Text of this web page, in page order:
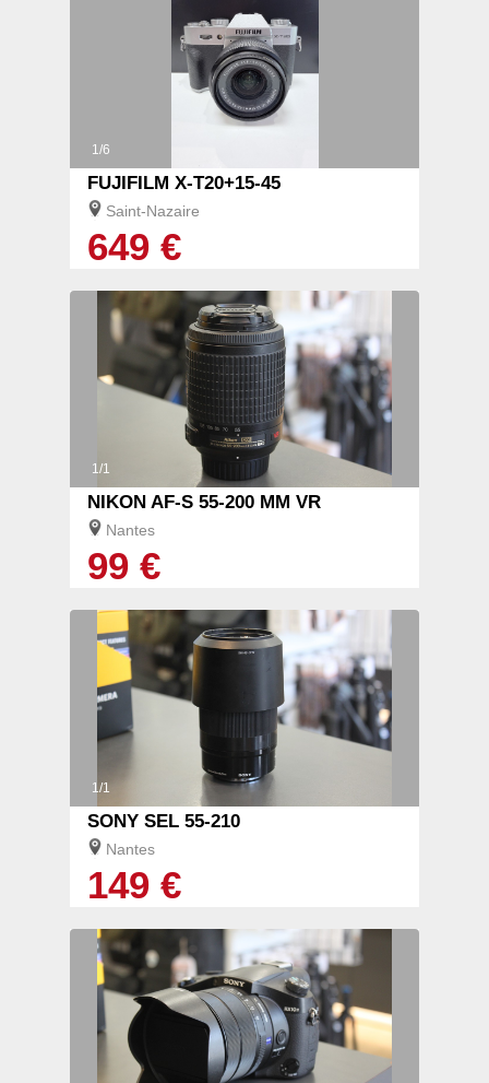
1/6
FUJIFILM X-T20+15-45
Saint-Nazaire
649 €
1/1
NIKON AF-S 55-200 MM VR
Nantes
99 €
1/1
SONY SEL 55-210
Nantes
149 €